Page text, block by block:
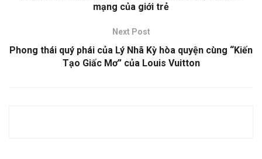
mạng của giới trẻ
Next Post
Phong thái quý phái của Lý Nhã Kỳ hòa quyện cùng “Kiến
Tạo Giấc Mơ” của Louis Vuitton